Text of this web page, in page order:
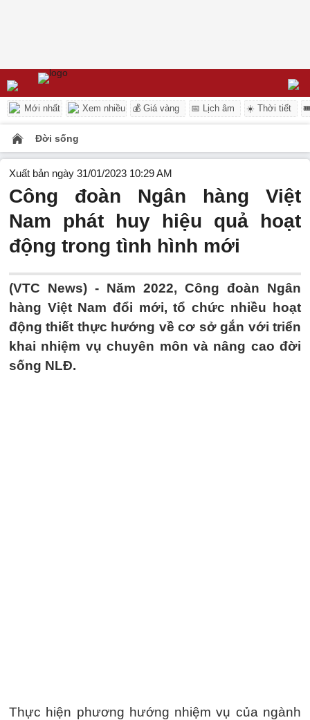
Mới nhất Xem nhiều 💰 Giá vàng 📅 Lịch âm ☀️ Thời tiết
Đời sống
Xuất bản ngày 31/01/2023 10:29 AM
Công đoàn Ngân hàng Việt
Nam phát huy hiệu quả hoạt
động trong tình hình mới
(VTC News) - Năm 2022, Công đoàn Ngân
hàng Việt Nam đổi mới, tổ chức nhiều hoạt
động thiết thực hướng về cơ sở gắn với triển
khai nhiệm vụ chuyên môn và nâng cao đời
sống NLĐ.
Thực hiện phương hướng nhiệm vụ của ngành